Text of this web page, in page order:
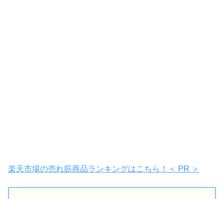
楽天市場の売れ筋商品ランキングはこちら！＜ PR ＞